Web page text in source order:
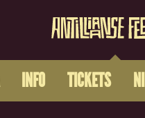
INFO TICKETS